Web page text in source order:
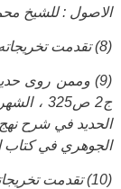
الاصول : للشيخ
(8) تقدمت تخريجاته.
(9) وممن روى
الجوهري في كتاب
(10) تقدمت تخريجاته.